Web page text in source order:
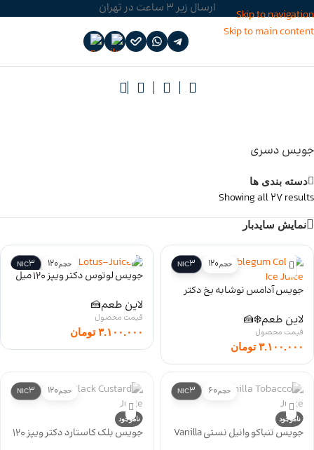
Skip to navigation
Skip to main content
ارسال زیر 3 ساعت در تهران
جویس دسری
دسته بندی ها
Showing all 27 results
نمایش سایدبار
حجم120
3
NIC
جویس آدامس نوشابه یخ دکتر
لاین طعم❄️
🍰
۳.۱۰۰.۰۰۰ تومان
حجم120
3
NIC
جویس لوتوس دکتر ویپز 120 میل
لاین طعم🍰
۳.۱۰۰.۰۰۰ تومان
حجم60
3
NIC
ناموجود
جویس تنباکو وانیل نستی Vanilla
حجم120
3
NIC
ناموجود
جویس بلک کاستارد دکتر ویپز 120